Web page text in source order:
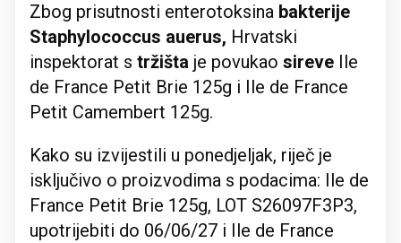
Zbog prisutnosti enterotoksina bakterije
Staphylococcus auerus, Hrvatski
inspektorat s tržišta je povukao sireve Ile
de France Petit Brie 125g i Ile de France
Petit Camembert 125g.
Kako su izvijestili u ponedjeljak, riječ je
isključivo o proizvodima s podacima: Ile de
France Petit Brie 125g, LOT S26097F3P3,
upotrijebiti do 06/06/27 i Ile de France